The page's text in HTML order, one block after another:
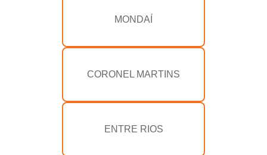
MONDAÍ
CORONEL MARTINS
ENTRE RIOS